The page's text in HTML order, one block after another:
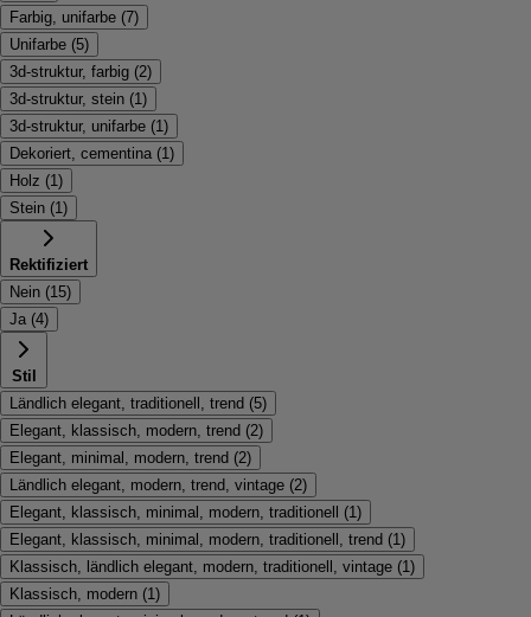
Farbig, unifarbe (7)
Unifarbe (5)
3d-struktur, farbig (2)
3d-struktur, stein (1)
3d-struktur, unifarbe (1)
Dekoriert, cementina (1)
Holz (1)
Stein (1)
Rektifiziert
Nein (15)
Ja (4)
Stil
Ländlich elegant, traditionell, trend (5)
Elegant, klassisch, modern, trend (2)
Elegant, minimal, modern, trend (2)
Ländlich elegant, modern, trend, vintage (2)
Elegant, klassisch, minimal, modern, traditionell
(1)
Elegant, klassisch, minimal, modern, traditionell, trend (1)
Klassisch, ländlich elegant, modern, traditionell, vintage (1)
Klassisch, modern (1)